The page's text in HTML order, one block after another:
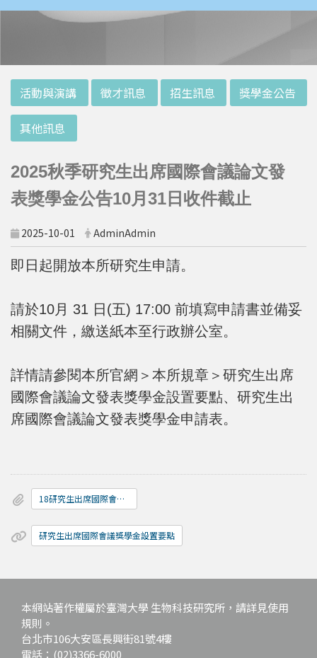
活動與演講 徵才訊息 招生訊息 獎學金公告
其他訊息
2025秋季研究生出席國際會議論文發
表獎學金公告10月31日收件截止
2025-10-01 AdminAdmin
即日起開放本所研究生申請。
請於10月 31 日(五) 17:00 前填寫申請書並備妥
相關文件，繳送紙本至行政辦公室。
詳情請參閱本所官網＞本所規章＞研究生出席
國際會議論文發表獎學金設置要點、研究生出
席國際會議論文發表獎學金申請表。
18研究生出席國際會議論文發表獎學金申請表.docx
研究生出席國際會議獎學金設置要點
本網站著作權屬於臺灣大學 生物科技研究所，請詳見使用
規則。
台北市106大安區長興街81號4樓
電話：(02)3366-6000